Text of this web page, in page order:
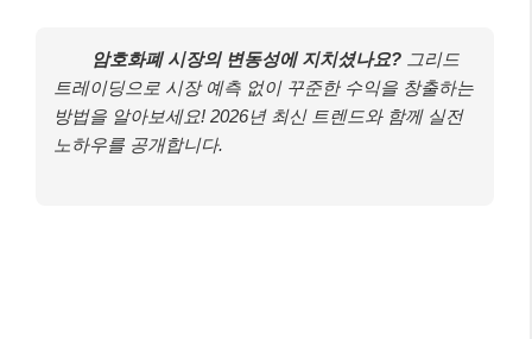
암호화폐 시장의 변동성에 지치셨나요? 그리드
트레이딩으로 시장 예측 없이 꾸준한 수익을 창출하는
방법을 알아보세요! 2026년 최신 트렌드와 함께 실전
노하우를 공개합니다.